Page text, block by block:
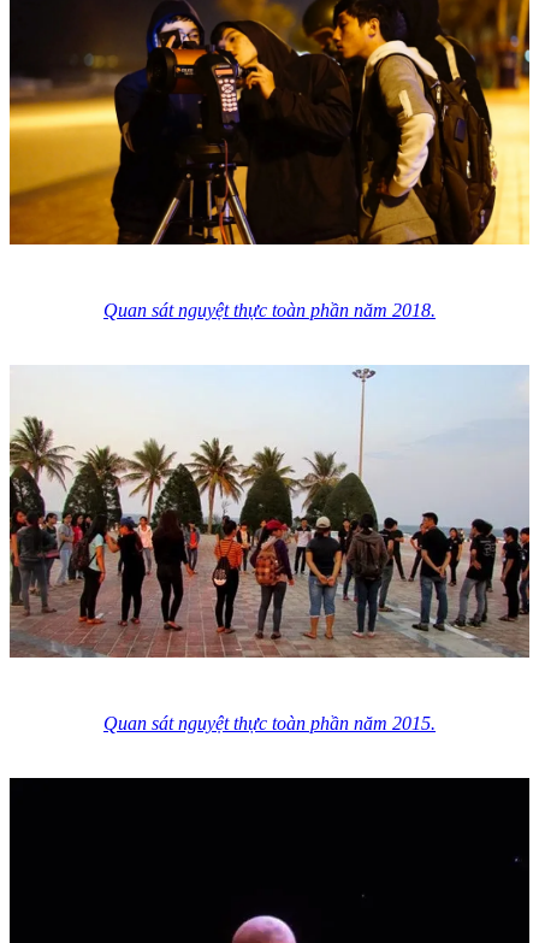
Quan sát nguyệt thực toàn phần năm 2018.
Quan sát nguyệt thực toàn phần năm 2015.